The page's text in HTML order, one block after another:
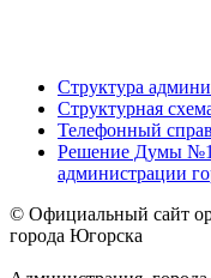
Структура
Структурная
Телефонный
Решение Думы
администрации
© Официальный сайт
города Югорска